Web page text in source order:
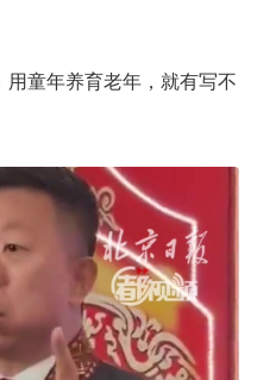
童年养育老年，就有写不